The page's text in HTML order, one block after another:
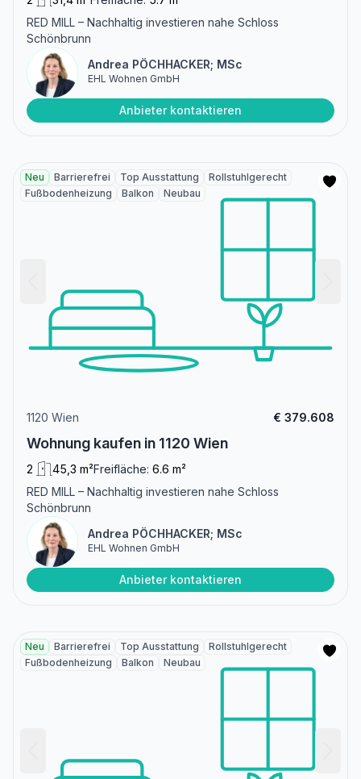
RED MILL – Nachhaltig investieren nahe Schloss
Schönbrunn
Andrea PÖCHHACKER; MSc
EHL Wohnen GmbH
Anbieter kontaktieren
Neu Barrierefrei Top Ausstattung
Rollstuhlgerecht
Fußbodenheizung
Balkon Neubau
1120 Wien € 379.608
Wohnung kaufen in 1120 Wien
2 45,3 m²Freifläche: 6.6 m²
RED MILL – Nachhaltig investieren nahe Schloss
Schönbrunn
Andrea PÖCHHACKER; MSc
EHL Wohnen GmbH
Anbieter kontaktieren
Neu Barrierefrei Top Ausstattung
Rollstuhlgerecht
Fußbodenheizung
Balkon Neubau